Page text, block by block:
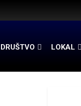
DRUŠTVO LOKAL